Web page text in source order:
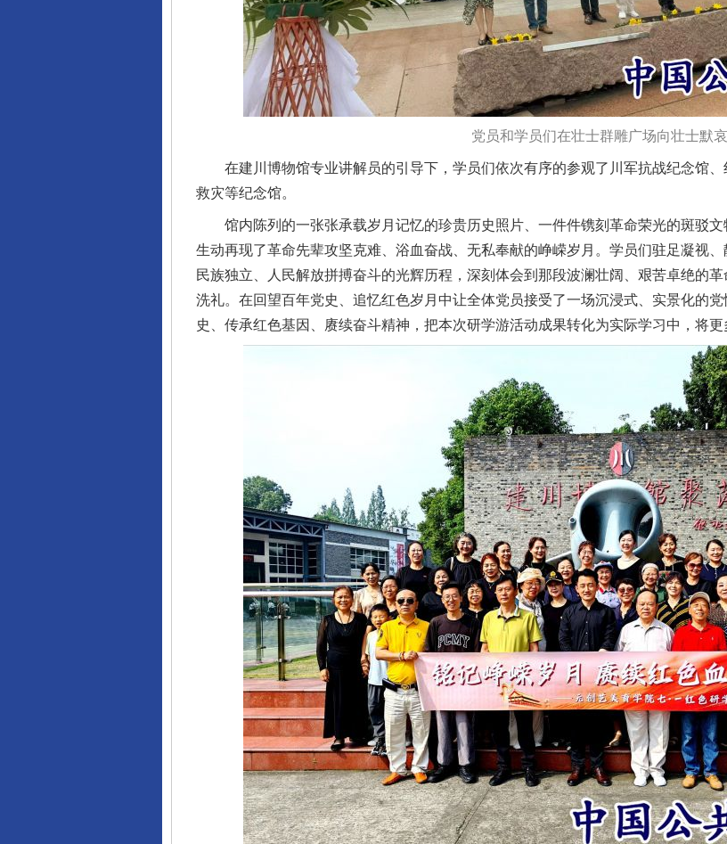
党员和学员们在壮士群雕广场向壮士默哀
在建川博物馆专业讲解员的引导下，学员们依次有序的参观了川军抗战纪念馆、
救灾等纪念馆。
馆内陈列的一张张承载岁月记忆的珍贵历史照片、一件件镌刻革命荣光的斑驳文
生动再现了革命先辈攻坚克难、浴血奋战、无私奉献的峥嵘岁月。学员们驻足凝视
民族独立、人民解放拼搏奋斗的光辉历程，深刻体会到那段波澜壮阔、艰苦卓绝的
洗礼。在回望百年党史、追忆红色岁月中让全体党员接受了一场沉浸式、实景化的
史、传承红色基因、赓续奋斗精神，把本次研学游活动成果转化为实际学习中，将更
完善运行机制助力责任有效落实 一纸欠条伤亲情 巡回调解促和解..
东山县通报“牛蛙产品抗生素超标问题” 法徽映军营 权益有保障